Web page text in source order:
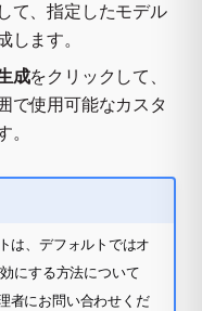
て、指定したモデル
します。
成をクリックして、
で使用可能なカスタ
は、デフォルトではオ
にする方法について
者にお問い合わせくだ